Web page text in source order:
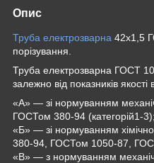
Опис
Труба електрозварна 42х1,5
порізування.
Труба електрозварна ГОСТ
залежно від показників якості
«А» — зі нормуванням
ГОСТом 380-94 (категорій1-3);
«Б» — зі нормуванням
380-94, ГОСТом 1050-87,
«В» — з нормуванням